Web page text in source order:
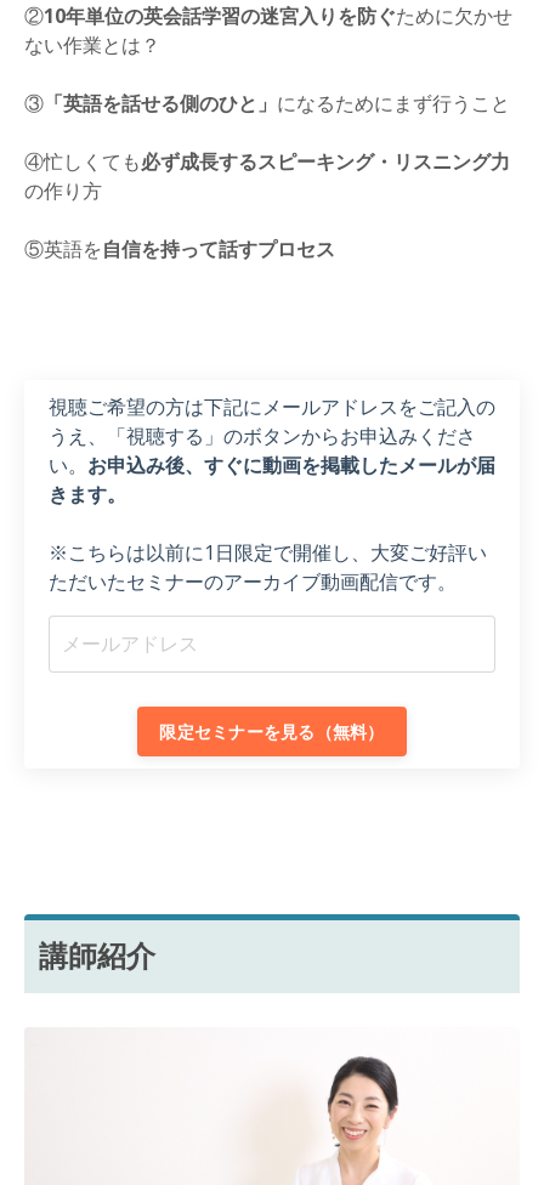
②10年単位の英会話学習の迷宮入りを防ぐために欠かせ
ない作業とは？
③ 「英語を話せる側のひと」 になるためにまず行うこと
④忙しくても必ず成長するスピーキング・リスニング力
の作り方
⑤英語を自信を持って話すプロセス
視聴ご希望の方は下記にメールアドレスをご記入の
うえ、「視聴する」のボタンからお申込みくださ
い。 お申込み後、すぐに動画を掲載したメールが届
きます。
※こちらは以前に1日限定で開催し、大変ご好評い
ただいたセミナーのアーカイブ動画配信です。
限定セミナーを見る（無料）
講師紹介